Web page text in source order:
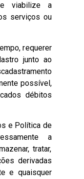
viabilize a
serviços ou
requerer
junto ao
possível,
débitos
e Política de
a
tratar,
derivadas
e quaisquer